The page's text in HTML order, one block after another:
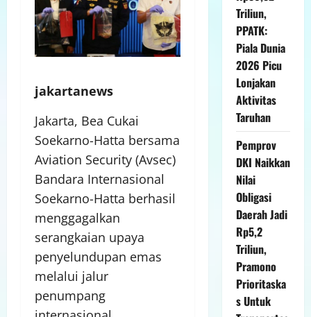
jakartanews
Jakarta, Bea Cukai
Soekarno-Hatta bersama
Aviation Security (Avsec)
Bandara Internasional
Soekarno-Hatta berhasil
menggagalkan
serangkaian upaya
penyelundupan emas
melalui jalur
penumpang
Triliun,
PPATK:
Piala Dunia
2026 Picu
Lonjakan
Aktivitas
Taruhan
Pemprov
DKI Naikkan
Nilai
Obligasi
Daerah Jadi
Rp5,2
Triliun,
Pramono
Prioritaska
s Untuk